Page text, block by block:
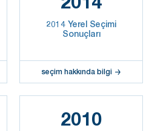
2014 Yerel Seçimi
Sonuçları
seçim hakkında bilgi
2010